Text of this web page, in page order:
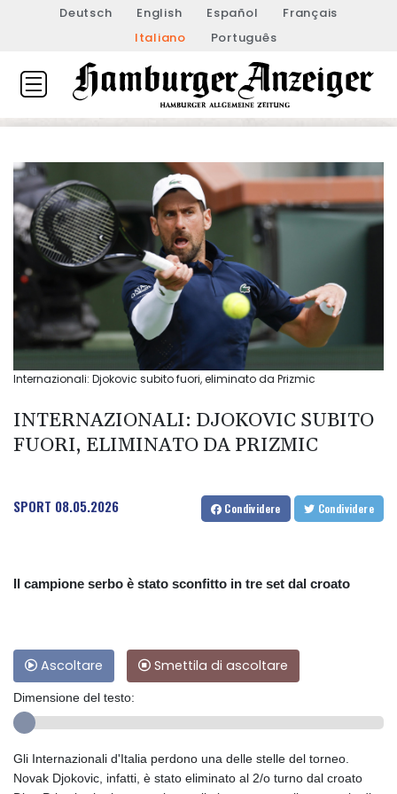
Deutsch English Español
Français
Italiano
Português
Internazionali: Djokovic subito fuori, eliminato da Prizmic
INTERNAZIONALI: DJOKOVIC SUBITO
FUORI, ELIMINATO DA PRIZMIC
SPORT 08.05.2026 Condividere Condividere
Il campione serbo è stato sconfitto in tre set dal croato
Ascoltare Smettila di ascoltare
Dimensione del testo:
Gli Internazionali d'Italia perdono una delle stelle del torneo.
Novak Djokovic, infatti, è stato eliminato al 2/o turno dal croato